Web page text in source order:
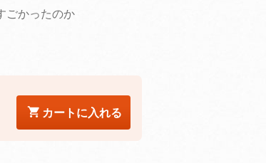
ごかったのか
カートに入れる